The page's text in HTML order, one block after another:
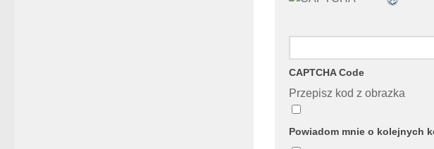
CAPTCHA Code
Przepisz kod z obrazka
Powiadom mnie o kolejnych